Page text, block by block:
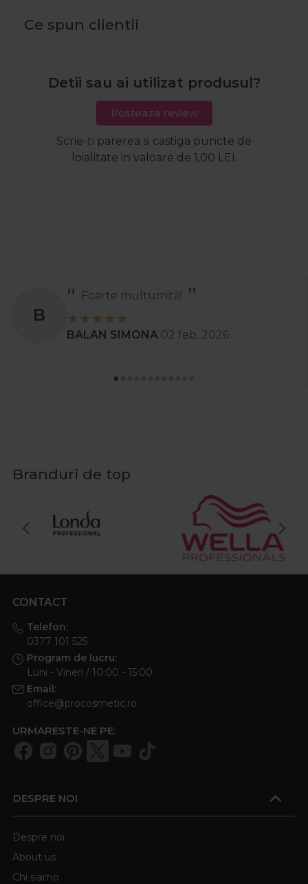
Ce spun clientii
Detii sau ai utilizat produsul?
Posteaza review
Scrie-ti parerea si castiga puncte de
loialitate in valoare de 1,00 LEI.
B
Foarte mulțumită!
BALAN SIMONA 02 feb. 2026
Branduri de top
CONTACT
Telefon:
0377 101 525
Program de lucru:
Luni - Vineri / 10:00 - 15:00
Email:
office@procosmetic.ro
URMARESTE-NE PE:
DESPRE NOI
Despre noi
About us
Chi siamo